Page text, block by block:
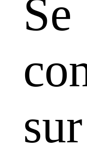
Se